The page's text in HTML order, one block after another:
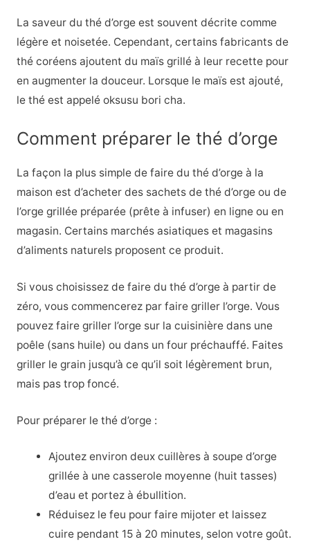
La saveur du thé d’orge est souvent décrite comme
légère et noisetée. Cependant, certains fabricants de
thé coréens ajoutent du maïs grillé à leur recette pour
en augmenter la douceur. Lorsque le maïs est ajouté,
le thé est appelé oksusu bori cha.
Comment préparer le thé d’orge
La façon la plus simple de faire du thé d’orge à la
maison est d’acheter des sachets de thé d’orge ou de
l’orge grillée préparée (prête à infuser) en ligne ou en
magasin. Certains marchés asiatiques et magasins
d’aliments naturels proposent ce produit.
Si vous choisissez de faire du thé d’orge à partir de
zéro, vous commencerez par faire griller l’orge. Vous
pouvez faire griller l’orge sur la cuisinière dans une
poêle (sans huile) ou dans un four préchauffé. Faites
griller le grain jusqu’à ce qu’il soit légèrement brun,
mais pas trop foncé.
Pour préparer le thé d’orge :
Ajoutez environ deux cuillères à soupe d’orge
grillée à une casserole moyenne (huit tasses)
d’eau et portez à ébullition.
Réduisez le feu pour faire mijoter et laissez
cuire pendant 15 à 20 minutes, selon votre goût.